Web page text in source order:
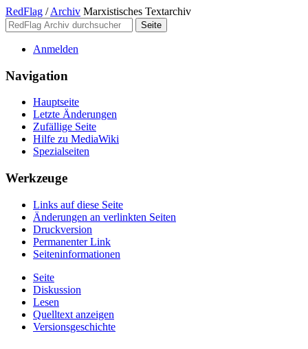
RedFlag / Archiv Marxistisches Textarchiv
Anmelden
Navigation
Hauptseite
Letzte Änderungen
Zufällige Seite
Hilfe zu MediaWiki
Spezialseiten
Werkzeuge
Links auf diese Seite
Änderungen an verlinkten Seiten
Druckversion
Permanenter Link
Seiten­­informationen
Seite
Diskussion
Lesen
Quelltext anzeigen
Versionsgeschichte